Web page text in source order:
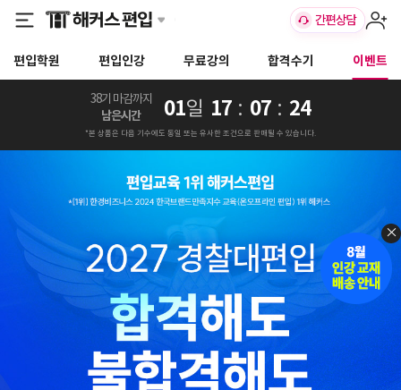
편입학원 편입인강 무료강의 합격수기 이벤트
38기 마감까지
남은시간 01일 17 : 07 : 22
*본 상품은 다음 기수에도 동일 또는 유사한 조건으로 판매될 수 있습니다.
×